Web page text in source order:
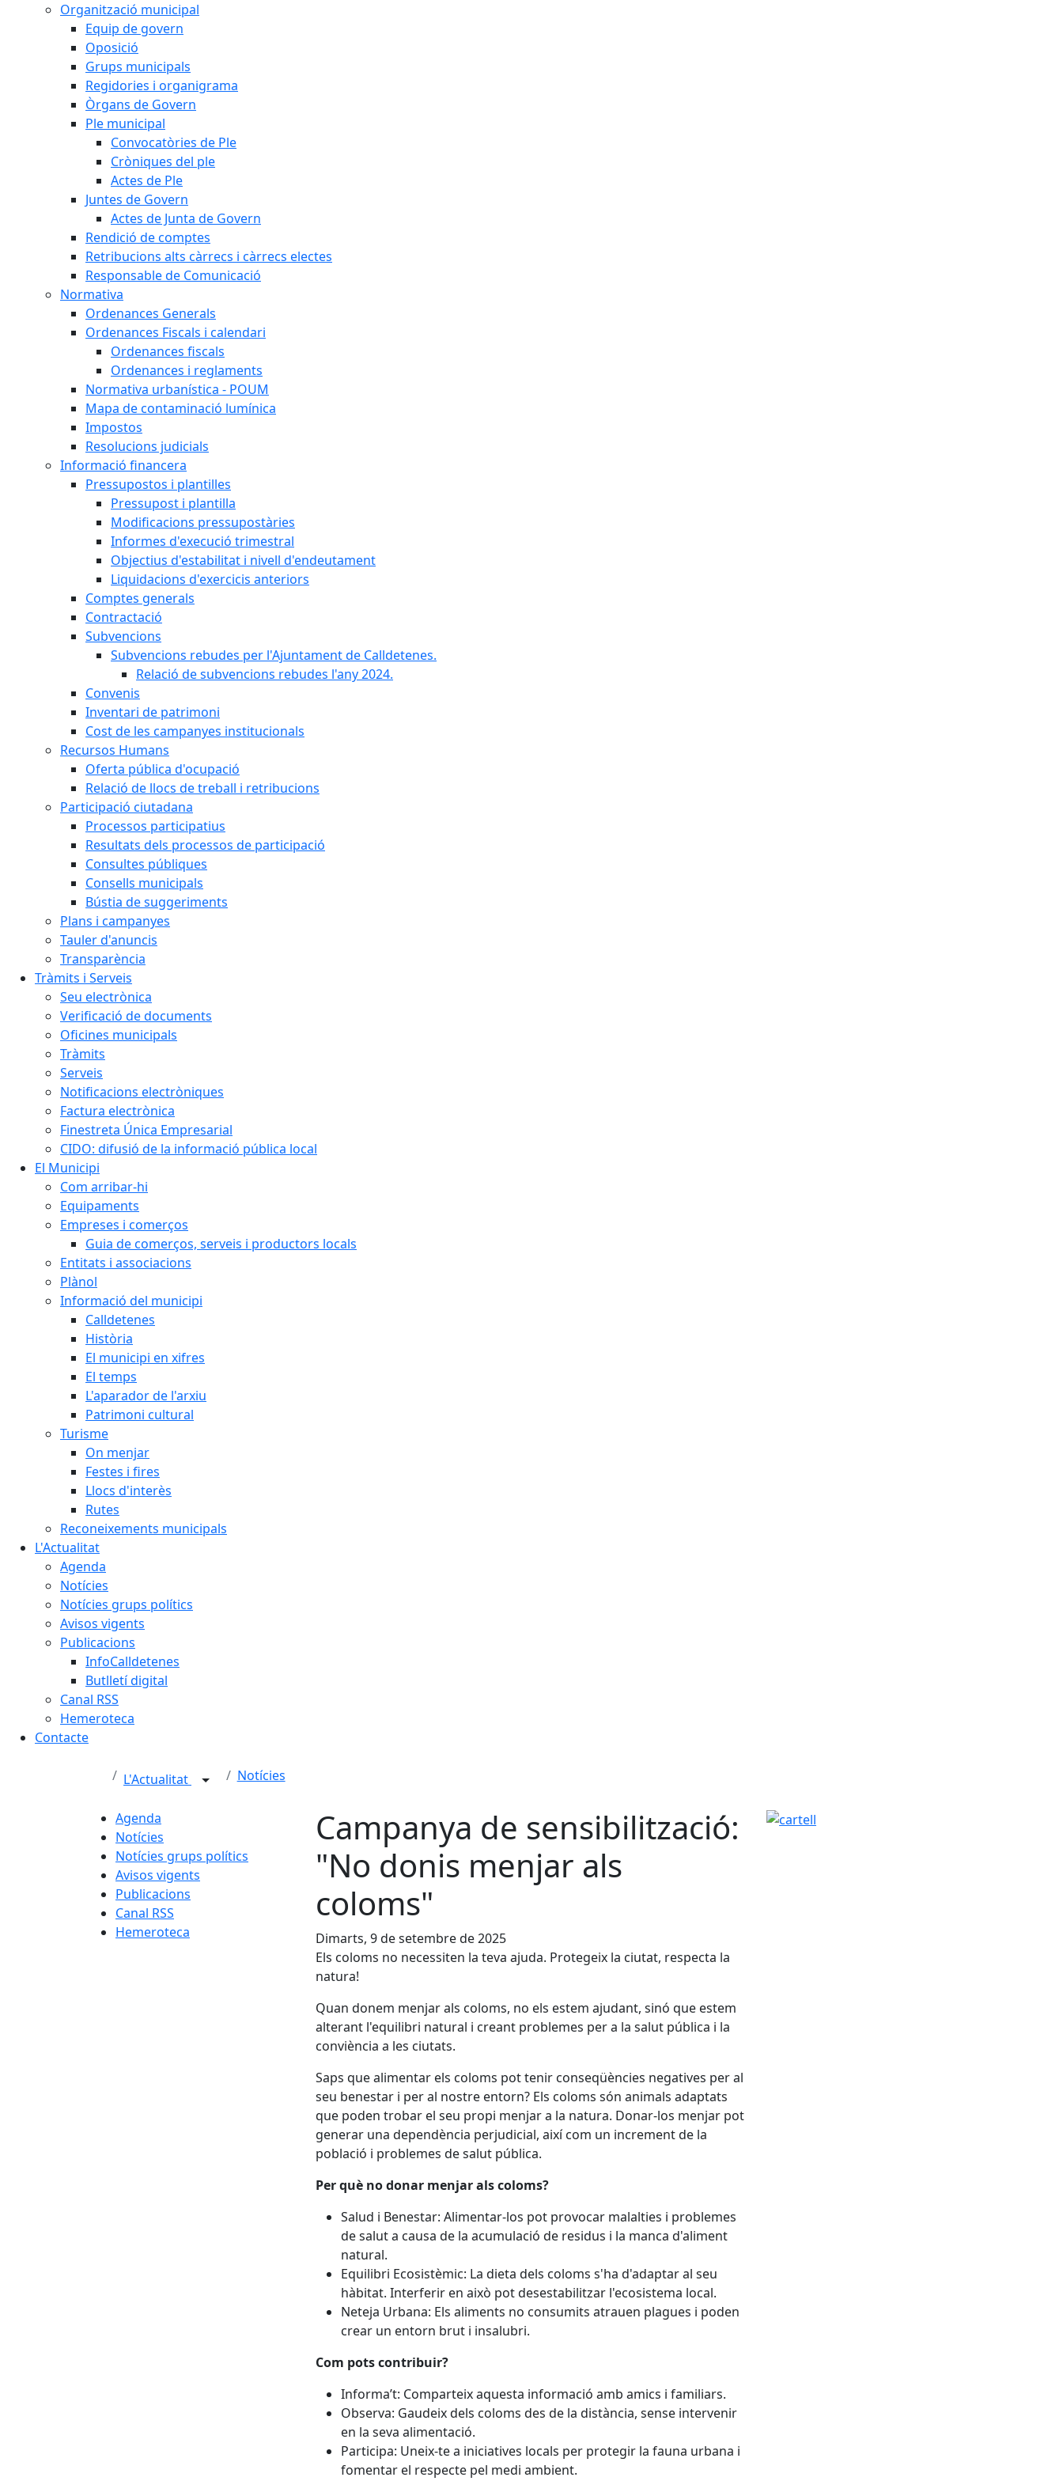
Organització municipal
Equip de govern
Oposició
Grups municipals
Regidories i organigrama
Òrgans de Govern
Ple municipal
Convocatòries de Ple
Cròniques del ple
Actes de Ple
Juntes de Govern
Actes de Junta de Govern
Rendició de comptes
Retribucions alts càrrecs i càrrecs electes
Responsable de Comunicació
Normativa
Ordenances Generals
Ordenances Fiscals i calendari
Ordenances fiscals
Ordenances i reglaments
Normativa urbanística - POUM
Mapa de contaminació lumínica
Impostos
Resolucions judicials
Informació financera
Pressupostos i plantilles
Pressupost i plantilla
Modificacions pressupostàries
Informes d'execució trimestral
Objectius d'estabilitat i nivell d'endeutament
Liquidacions d'exercicis anteriors
Comptes generals
Contractació
Subvencions
Subvencions rebudes per l'Ajuntament de Calldetenes.
Relació de subvencions rebudes l'any 2024.
Convenis
Inventari de patrimoni
Cost de les campanyes institucionals
Recursos Humans
Oferta pública d'ocupació
Relació de llocs de treball i retribucions
Participació ciutadana
Processos participatius
Resultats dels processos de participació
Consultes públiques
Consells municipals
Bústia de suggeriments
Plans i campanyes
Tauler d'anuncis
Transparència
Tràmits i Serveis
Seu electrònica
Verificació de documents
Oficines municipals
Tràmits
Serveis
Notificacions electròniques
Factura electrònica
Finestreta Única Empresarial
CIDO: difusió de la informació pública local
El Municipi
Com arribar-hi
Equipaments
Empreses i comerços
Guia de comerços, serveis i productors locals
Entitats i associacions
Plànol
Informació del municipi
Calldetenes
Història
El municipi en xifres
El temps
L'aparador de l'arxiu
Patrimoni cultural
Turisme
On menjar
Festes i fires
Llocs d'interès
Rutes
Reconeixements municipals
L'Actualitat
Agenda
Notícies
Notícies grups polítics
Avisos vigents
Publicacions
InfoCalldetenes
Butlletí digital
Canal RSS
Hemeroteca
Contacte
L'Actualitat Notícies
Agenda
Notícies
Notícies grups polítics
Avisos vigents
Publicacions
Canal RSS
Hemeroteca
Campanya de sensibilització:
"No donis menjar als
coloms"
Dimarts, 9 de setembre de 2025
Els coloms no necessiten la teva ajuda. Protegeix la ciutat, respecta la
natura!
Quan donem menjar als coloms, no els estem ajudant, sinó que estem
alterant l'equilibri natural i creant problemes per a la salut pública i la
conviència a les ciutats.
Saps que alimentar els coloms pot tenir conseqüències negatives per al
seu benestar i per al nostre entorn? Els coloms són animals adaptats
que poden trobar el seu propi menjar a la natura. Donar-los menjar pot
generar una dependència perjudicial, així com un increment de la
població i problemes de salut pública.
Per què no donar menjar als coloms?
Salud i Benestar: Alimentar-los pot provocar malalties i problemes
de salut a causa de la acumulació de residus i la manca d'aliment
natural.
Equilibri Ecosistèmic: La dieta dels coloms s'ha d'adaptar al seu
hàbitat. Interferir en això pot desestabilitzar l'ecosistema local.
Neteja Urbana: Els aliments no consumits atrauen plagues i poden
crear un entorn brut i insalubri.
Com pots contribuir?
Informa’t: Comparteix aquesta informació amb amics i familiars.
Observa: Gaudeix dels coloms des de la distància, sense intervenir
en la seva alimentació.
Participa: Uneix-te a iniciatives locals per protegir la fauna urbana i
fomentar el respecte pel medi ambient.
cartell